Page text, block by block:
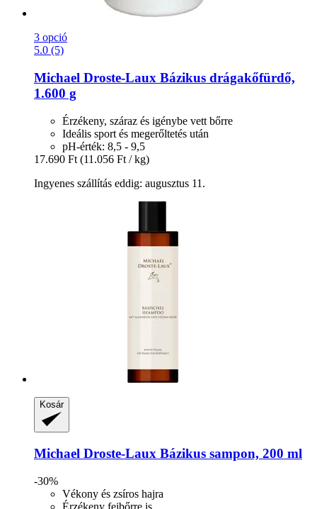
3 opció
5.0 (5)
Michael Droste-Laux Bázikus drágakőfürdő,
1.600 g
Érzékeny, száraz és igénybe vett bőrre
Ideális sport és megerőltetés után
pH-érték: 8,5 - 9,5
17.690 Ft (11.056 Ft / kg)
Ingyenes szállítás eddig: augusztus 11.
Kosár
Michael Droste-Laux Bázikus sampon, 200 ml
-30%
Vékony és zsíros hajra
Érzékeny fejbőrre is